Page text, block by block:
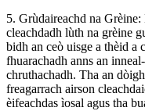
5. Grùdaireachd na
cleachdadh lùth na grèine
bidh an ceò uisge a thèid a
fhuarachadh anns an
chruthachadh. Tha an
freagarrach airson
èifeachdas ìosal agus tha